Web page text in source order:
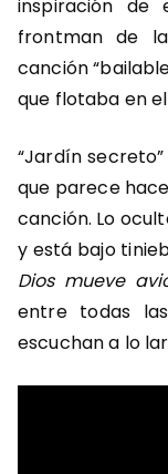
inspiración de
frontman de
canción “
que flotaba en
“Jardín
que parece
canción. Lo
y está bajo
Dios mueve
entre todas
escuchan a lo